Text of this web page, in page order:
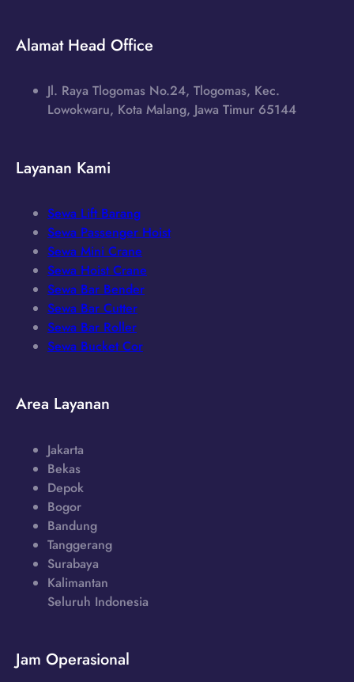
Alamat Head Office
Jl. Raya Tlogomas No.24, Tlogomas, Kec.
Lowokwaru, Kota Malang, Jawa Timur 65144
Layanan Kami
Sewa Lift Barang
Sewa Passenger Hoist
Sewa Mini Crane
Sewa Hoist Crane
Sewa Bar Bender
Sewa Bar Cutter
Sewa Bar Roller
Sewa Bucket Cor
Area Layanan
Jakarta
Bekas
Depok
Bogor
Bandung
Tanggerang
Surabaya
Kalimantan
Seluruh Indonesia
Jam Operasional